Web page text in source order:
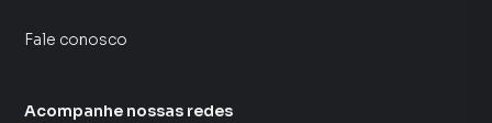
Fale conosco
Acompanhe nossas redes